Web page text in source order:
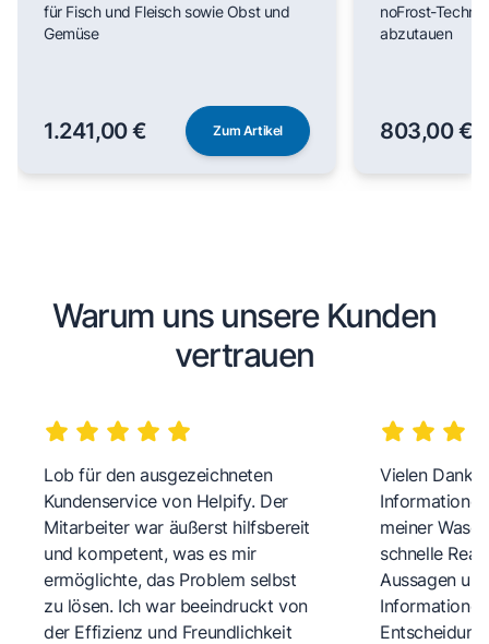
für Fisch und Fleisch sowie Obst und
Gemüse
1.241,00 € Zum Artikel
noFrost-
abzutauen
803,00 €
Warum uns unsere Kunden
vertrauen
Lob für den ausgezeichneten
Kundenservice von Helpify. Der
Mitarbeiter war äußerst hilfsbereit
und kompetent, was es mir
ermöglichte, das Problem selbst
zu lösen. Ich war beeindruckt von
der Effizienz und Freundlichkeit
Vielen Dank
meiner
schnelle
Aussagen